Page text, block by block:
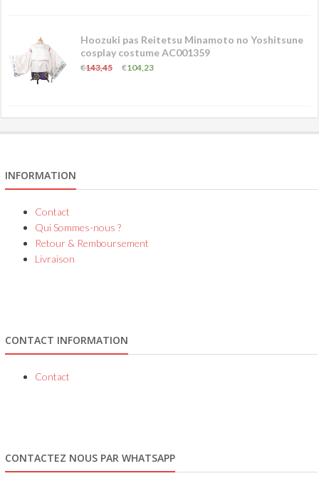
Hoozuki pas Reitetsu Minamoto no Yoshitsune
cosplay costume AC001359
€143,45 €104,23
INFORMATION
Contact
Qui Sommes-nous ?
Retour & Remboursement
Livraison
CONTACT INFORMATION
Contact
CONTACTEZ NOUS PAR WHATSAPP